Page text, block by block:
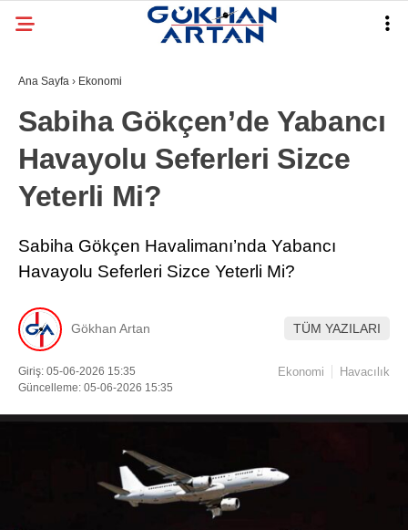
Ana Sayfa › Ekonomi
Sabiha Gökçen’de Yabancı
Havayolu Seferleri Sizce
Yeterli Mi?
Sabiha Gökçen Havalimanı’nda Yabancı
Havayolu Seferleri Sizce Yeterli Mi?
Gökhan Artan TÜM YAZILARI
Giriş: 05-06-2026 15:35
Güncelleme: 05-06-2026 15:35
Ekonomi Havacılık